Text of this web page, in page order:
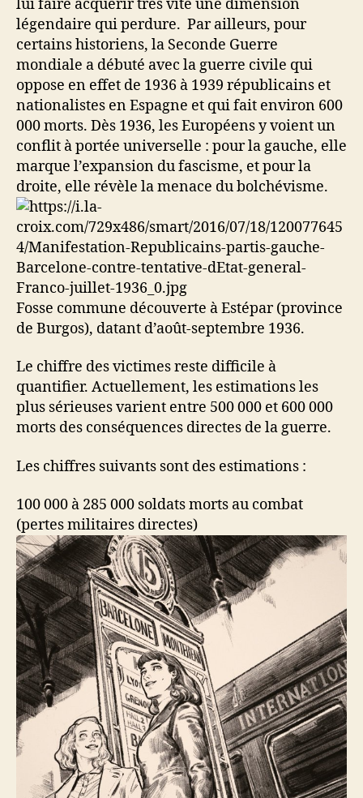
lui faire acquérir très vite une dimension
légendaire qui perdure. Par ailleurs, pour
certains historiens, la Seconde Guerre
mondiale a débuté avec la guerre civile qui
oppose en effet de 1936 à 1939 républicains et
nationalistes en Espagne et qui fait environ 600
000 morts. Dès 1936, les Européens y voient un
conflit à portée universelle : pour la gauche, elle
marque l’expansion du fascisme, et pour la
droite, elle révèle la menace du bolchévisme.
Fosse commune découverte à Estépar (province
de Burgos), datant d’août-septembre 1936.
Le chiffre des victimes reste difficile à
quantifier. Actuellement, les estimations les
plus sérieuses varient entre 500 000 et 600 000
morts des conséquences directes de la guerre.
Les chiffres suivants sont des estimations :
100 000 à 285 000 soldats morts au combat
(pertes militaires directes)